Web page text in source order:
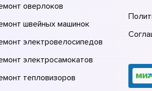
оверлоков
швейных машинок
электровелосипедов
электросамокатов
тепловизоров